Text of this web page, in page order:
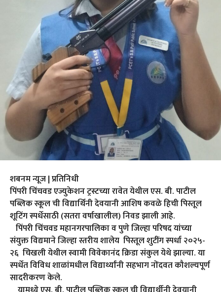
शबनम न्यूज | प्रतिनिधी
पिंपरी चिंचवड एज्युकेशन ट्रस्टच्या रावेत येथील एस. बी. पाटील
पब्लिक स्कूल ची विद्यार्थिनी देवयानी आशिष कवळे हिची पिस्तूल
शूटिंग स्पर्धेसाठी (सतरा वर्षाखालील) निवड झाली आहे.
पिंपरी चिंचवड महानगरपालिका व पुणे जिल्हा परिषद यांच्या
संयुक्त विद्यमाने जिल्हा स्तरीय शालेय पिस्तूल शुटींग स्पर्धा २०२५-
२६ चिखली येथील स्वामी विवेकानंद क्रिडा संकुल येथे झाल्या. या
स्पर्धेत विविध शाळांमधील विद्यार्थ्यांनी सहभाग नोंदवत कौशल्यपूर्ण
सादरीकरण केले.